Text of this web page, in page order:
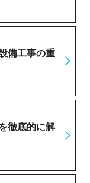
備工事の重
徹底的に解